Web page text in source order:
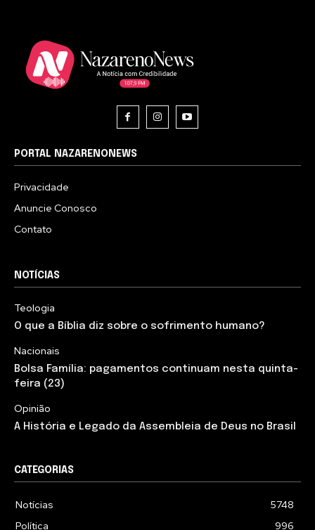
PORTAL NAZARENONEWS
Privacidade
Anuncie Conosco
Contato
NOTÍCIAS
Teologia
O que a Bíblia diz sobre o sofrimento humano?
Nacionais
Bolsa Família: pagamentos continuam nesta quinta-
feira (23)
Opinião
A História e Legado da Assembleia de Deus no Brasil
CATEGORIAS
Notícias
5748
Política
996